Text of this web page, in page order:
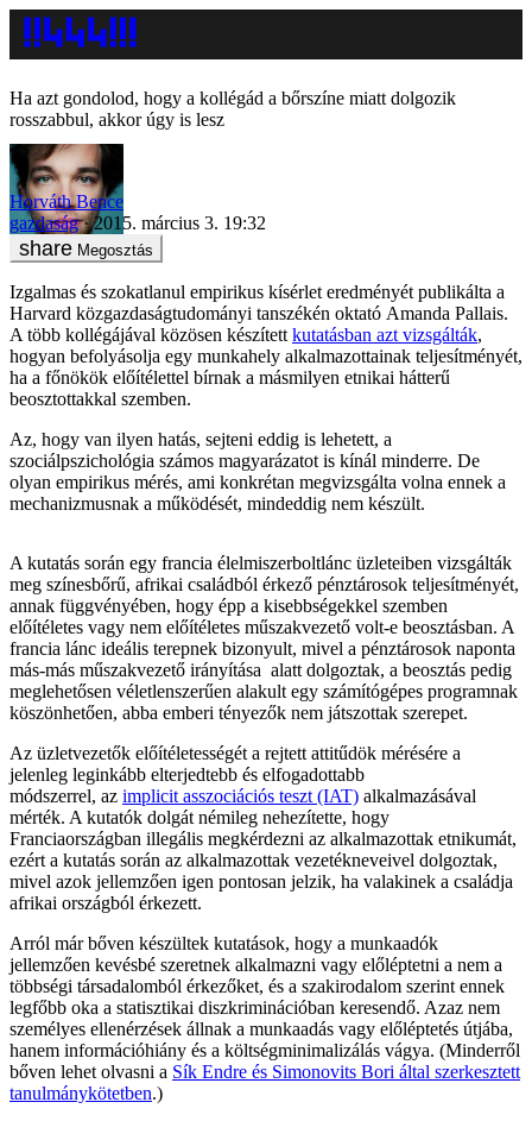
Ha azt gondolod, hogy a kollégád a bőrszíne miatt dolgozik
rosszabbul, akkor úgy is lesz
Horváth Bence
gazdaság
2015. március 3. 19:32
Megosztás
Izgalmas és szokatlanul empirikus kísérlet eredményét publikálta a
Harvard közgazdaságtudományi tanszékén oktató Amanda Pallais.
A több kollégájával közösen készített kutatásban azt vizsgálták,
hogyan befolyásolja egy munkahely alkalmazottainak teljesítményét,
ha a főnökök előítélettel bírnak a másmilyen etnikai hátterű
beosztottakkal szemben.
Az, hogy van ilyen hatás, sejteni eddig is lehetett, a
szociálpszichológia számos magyarázatot is kínál minderre. De
olyan empirikus mérés, ami konkrétan megvizsgálta volna ennek a
mechanizmusnak a működését, mindeddig nem készült.
A kutatás során egy francia élelmiszerboltlánc üzleteiben vizsgálták
meg színesbőrű, afrikai családból érkező pénztárosok teljesítményét,
annak függvényében, hogy épp a kisebbségekkel szemben
előítéletes vagy nem előítéletes műszakvezető volt-e beosztásban. A
francia lánc ideális terepnek bizonyult, mivel a pénztárosok naponta
más-más műszakvezető irányítása alatt dolgoztak, a beosztás pedig
meglehetősen véletlenszerűen alakult egy számítógépes programnak
köszönhetően, abba emberi tényezők nem játszottak szerepet.
Az üzletvezetők előítéletességét a rejtett attitűdök mérésére a
jelenleg leginkább elterjedtebb és elfogadottabb
módszerrel, az implicit asszociációs teszt (IAT) alkalmazásával
mérték. A kutatók dolgát némileg nehezítette, hogy
Franciaországban illegális megkérdezni az alkalmazottak etnikumát,
ezért a kutatás során az alkalmazottak vezetékneveivel dolgoztak,
mivel azok jellemzően igen pontosan jelzik, ha valakinek a családja
afrikai országból érkezett.
Arról már bőven készültek kutatások, hogy a munkaadók
jellemzően kevésbé szeretnek alkalmazni vagy előléptetni a nem a
többségi társadalomból érkezőket, és a szakirodalom szerint ennek
legfőbb oka a statisztikai diszkriminációban keresendő. Azaz nem
személyes ellenérzések állnak a munkaadás vagy előléptetés útjába,
hanem információhiány és a költségminimalizálás vágya. (Minderről
bőven lehet olvasni a Sík Endre és Simonovits Bori által szerkesztett
tanulmánykötetben.)